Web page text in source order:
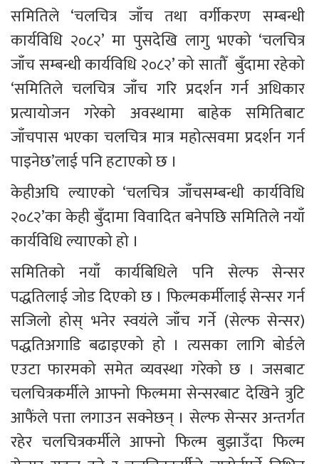
समितिले ‘चलचित्र जाँच तथा वर्गीकरण सम्बन्धी
कार्यविधि २०८२’ मा पुसदेखि लागु भएको ‘चलचित्र
जाँच सम्बन्धी कार्यविधि २०८२’ को सातौँ  बुँदामा रहेको
‘समितिले चलचित्र जाँच गरि प्रदर्शन गर्न अधिकार
प्रत्यायोजन गरेको अवस्थामा बाहेक समितिबाट
जाँचपास भएका चलचित्र मात्र महोत्सवमा प्रदर्शन गर्न
पाइनेछ’लाई पनि हटाएको छ ।
केहीअघि ल्याएको ‘चलचित्र जाँचसम्बन्धी कार्यविधि
२०८२’का केही बुँदामा विवादित बनेपछि समितिले नयाँ
कार्यविधि ल्याएको हो ।
समितिको नयाँ कार्यबिधिले पनि सेल्फ सेन्सर
पद्धतिलाई जोड दिएको छ । फिल्मकर्मीलाई सेन्सर गर्न
सजिलो होस् भनेर स्वयंले जाँच गर्ने (सेल्फ सेन्सर)
पद्धतिअगाडि बढाइएको हो । त्यसका लागि बोर्डले
एउटा फारमको समेत व्यवस्था गरेको छ । जसबाट
चलचित्रकर्मीले आफ्नो फिल्ममा सेन्सरबाट देखिने त्रुटि
आफैंले पत्ता लगाउन सक्नेछन् । सेल्फ सेन्सर अन्तर्गत
रहेर चलचित्रकर्मीले आफ्नो फिल्म बुझाउँदा फिल्म